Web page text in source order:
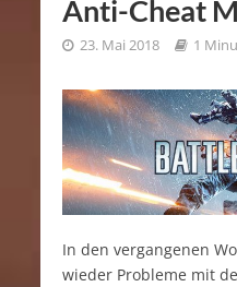
Anti-Cheat
23. Mai 2018 1
In den vergangenen
wieder Probleme mit